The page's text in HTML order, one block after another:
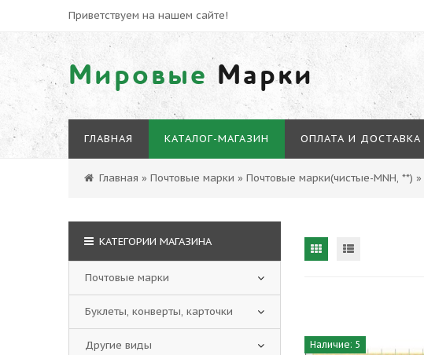
Приветствуем на нашем сайте!
Мировые Марки
ГЛАВНАЯ КАТАЛОГ-МАГАЗИН ОПЛАТА И ДОСТАВКА
Главная » Почтовые марки » Почтовые марки(чистые-MNH, **) »
Наличие: 5
КАТЕГОРИИ МАГАЗИНА
Почтовые марки
Буклеты, конверты, карточки
Другие виды